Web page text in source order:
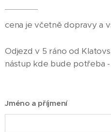
cena je včetně dopravy a
Odjezd v 5 ráno od
nástup kde bude potřeba -
Jméno a příjmení